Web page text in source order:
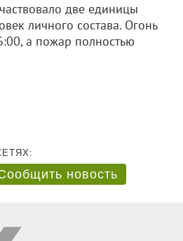
две единицы
личного состава. Огонь
а пожар полностью
новость